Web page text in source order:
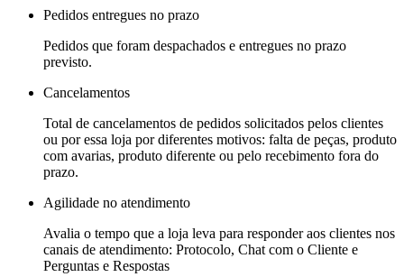
Pedidos entregues no prazo
Pedidos que foram despachados e entregues no prazo
previsto.
Cancelamentos
Total de cancelamentos de pedidos solicitados pelos clientes
ou por essa loja por diferentes motivos: falta de peças, produto
com avarias, produto diferente ou pelo recebimento fora do
prazo.
Agilidade no atendimento
Avalia o tempo que a loja leva para responder aos clientes nos
canais de atendimento: Protocolo, Chat com o Cliente e
Perguntas e Respostas